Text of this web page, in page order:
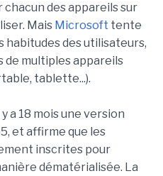
des appareils sur
Mais Microsoft tente
habitudes des utilisateurs,
de multiples appareils
tablette...).
a 18 mois une version
et affirme que les
inscrites pour
dématérialisée. La